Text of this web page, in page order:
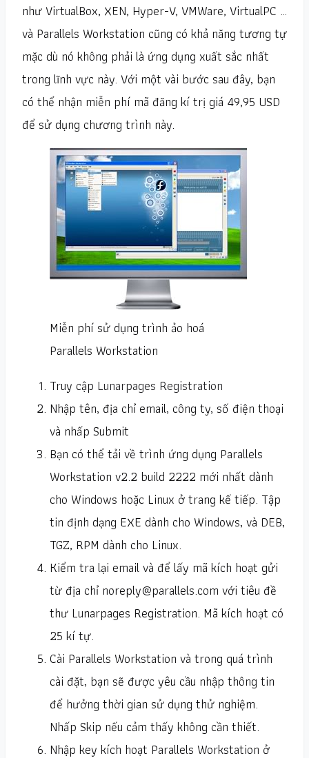
như VirtualBox, XEN, Hyper-V, VMWare, VirtualPC …
và Parallels Workstation cũng có khả năng tương tự
mặc dù nó không phải là ứng dụng xuất sắc nhất
trong lĩnh vực này. Với một vài bước sau đây, bạn
có thể nhận miễn phí mã đăng kí trị giá 49,95 USD
để sử dụng chương trình này.
Miễn phí sử dụng trình ảo hoá
Parallels Workstation
Truy cập Lunarpages Registration
Nhập tên, địa chỉ email, công ty, số điện thoại
và nhấp Submit
Bạn có thể tải về trình ứng dụng Parallels
Workstation v2.2 build 2222 mới nhất dành
cho Windows hoặc Linux ở trang kế tiếp. Tập
tin định dạng EXE dành cho Windows, và DEB,
TGZ, RPM dành cho Linux.
Kiểm tra lại email và để lấy mã kích hoạt gửi
từ địa chỉ noreply@parallels.com với tiêu đề
thư Lunarpages Registration. Mã kích hoạt có
25 kí tự.
Cài Parallels Workstation và trong quá trình
cài đặt, bạn sẽ được yêu cầu nhập thông tin
để hưởng thời gian sử dụng thử nghiệm.
Nhấp Skip nếu cảm thấy không cần thiết.
Nhập key kích hoạt Parallels Workstation ở